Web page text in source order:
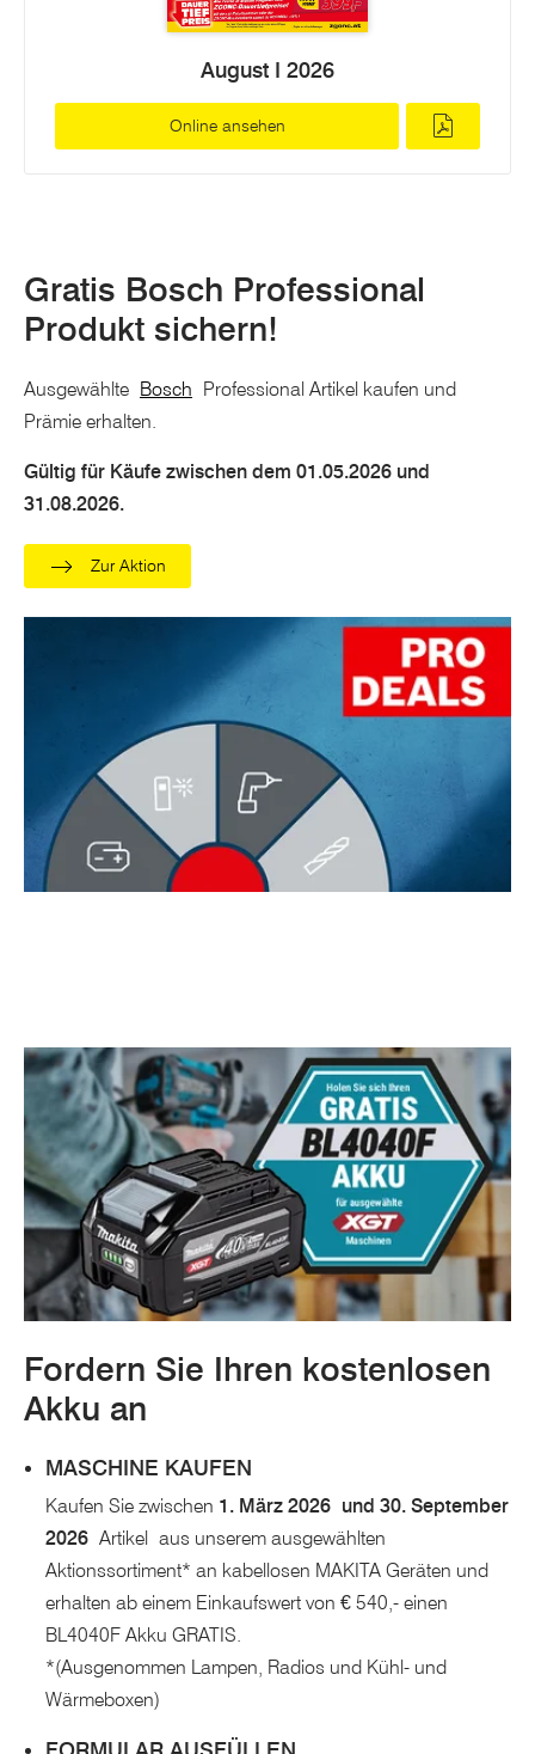
August I 2026
Online ansehen
Gratis Bosch Professional
Produkt sichern!
Ausgewählte Bosch Professional Artikel kaufen und
Prämie erhalten.
Gültig für Käufe zwischen dem 01.05.2026 und
31.08.2026.
Zur Aktion
Fordern Sie Ihren kostenlosen
Akku an
MASCHINE KAUFEN
Kaufen Sie zwischen 1. März 2026 und 30. September
2026 Artikel aus unserem ausgewählten
Aktionssortiment* an kabellosen MAKITA Geräten und
erhalten ab einem Einkaufswert von € 540,- einen
BL4040F Akku GRATIS.
*(Ausgenommen Lampen, Radios und Kühl- und
Wärmeboxen)